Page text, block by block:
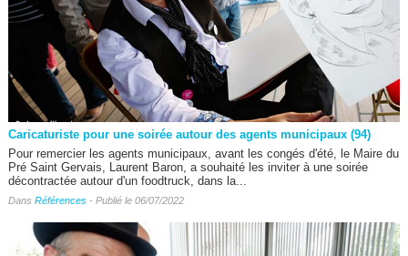
Caricaturiste pour une soirée autour des agents municipaux (94)
Pour remercier les agents municipaux, avant les congés d'été, le Maire du
Pré Saint Gervais, Laurent Baron, a souhaité les inviter à une soirée
décontractée autour d'un foodtruck, dans la...
Dans Références- Publié le 06/07/2022